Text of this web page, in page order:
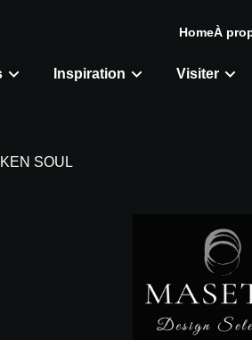
Inspiration Visiter
HomeÀ
SOUL